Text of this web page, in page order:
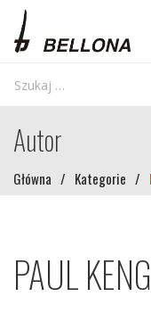
Autor
Główna / Kategorie /
PAUL